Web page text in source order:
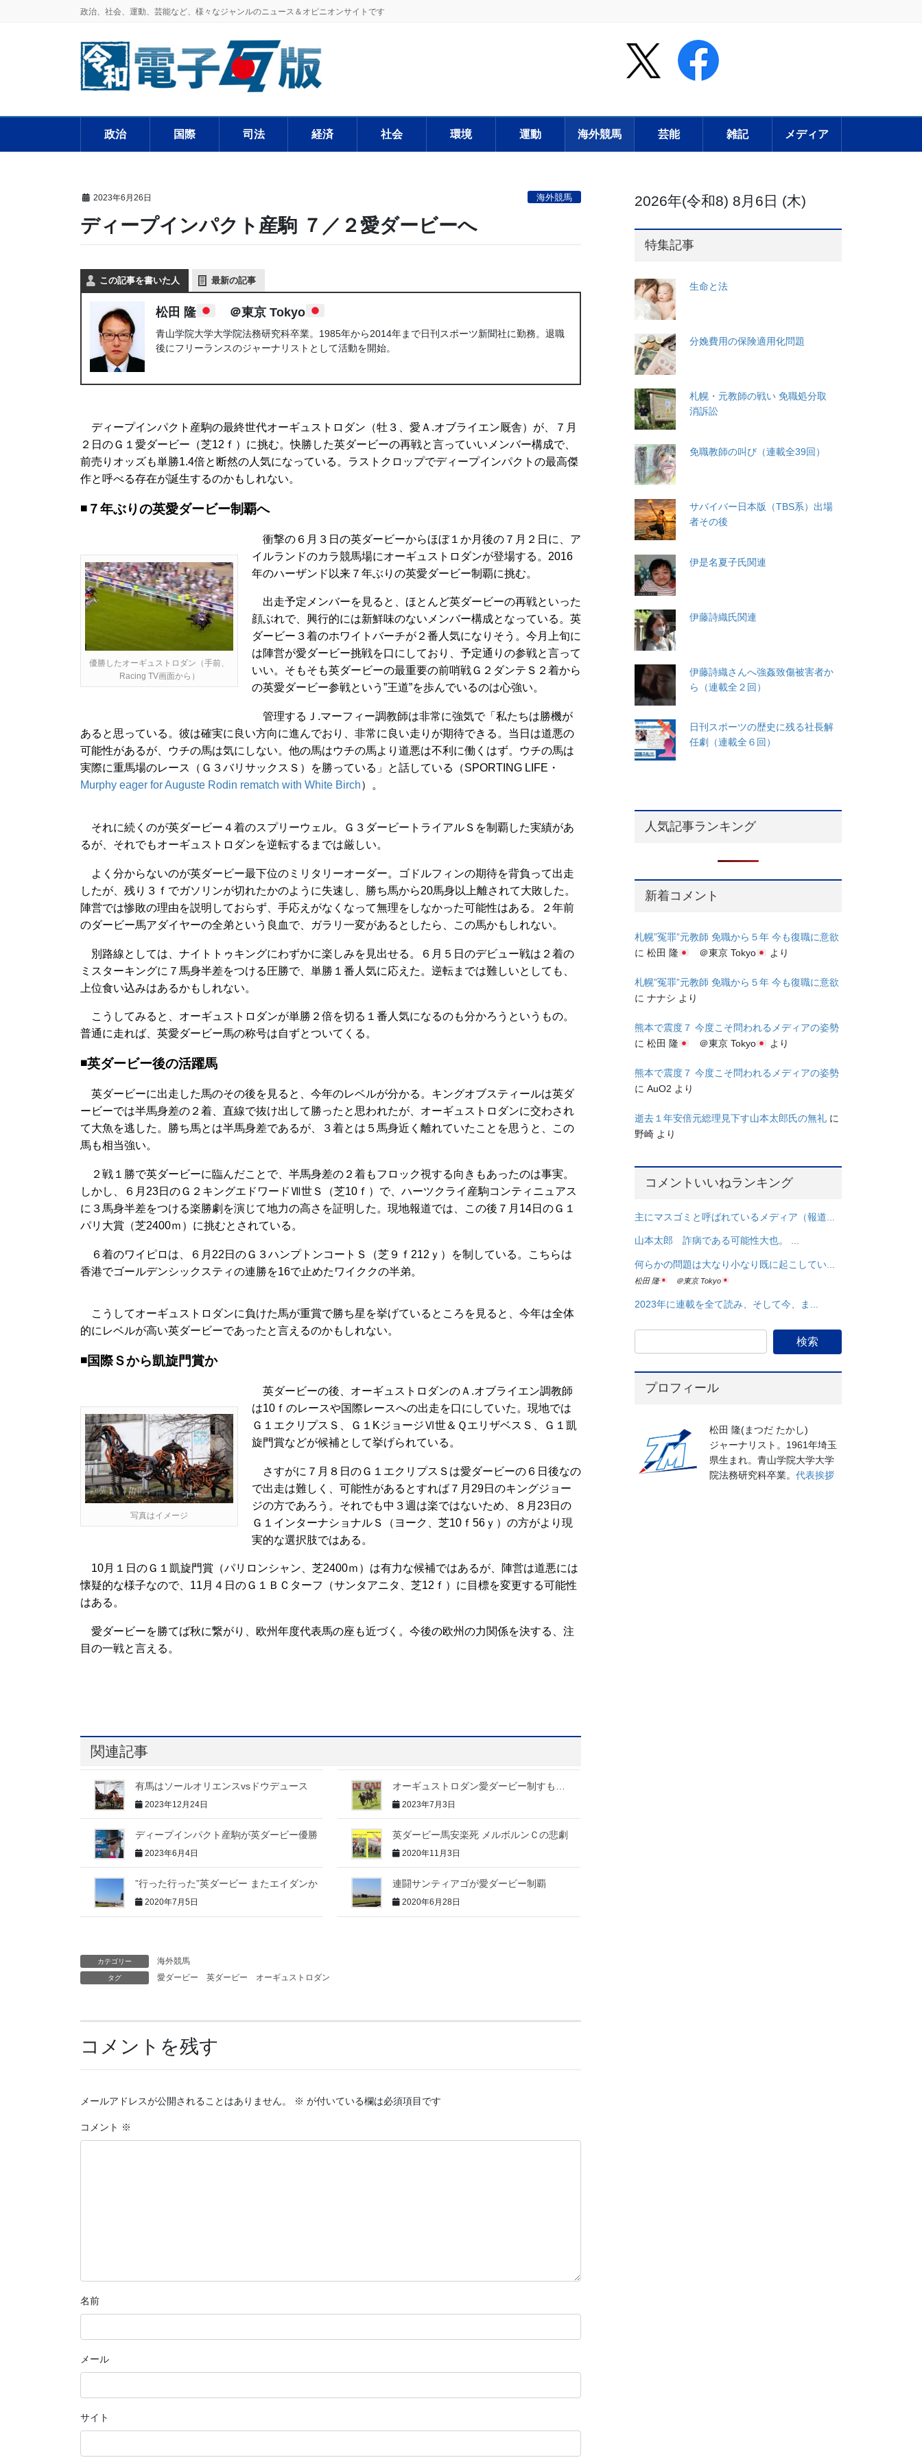
政治、社会、運動、芸能など、様々なジャンルのニュース＆オピニオンサイトです
政治 国際 司法 経済 社会 環境 運動 海外競馬 芸能 雑記 メディア
2023年6月26日 海外競馬
ディープインパクト産駒 ７／２愛ダービーへ
この記事を書いた人 最新の記事
松田 隆 ＠東京 Tokyo
青山学院大学大学院法務研究科卒業。1985年から2014年まで日刊スポーツ新聞社に勤務。退職
後にフリーランスのジャーナリストとして活動を開始。
ディープインパクト産駒の最終世代オーギュストロダン（牡３、愛Ａ.オブライエン厩舎）が、７月
２日のＧ１愛ダービー（芝12ｆ）に挑む。快勝した英ダービーの再戦と言っていいメンバー構成で、
前売りオッズも単勝1.4倍と断然の人気になっている。ラストクロップでディープインパクトの最高傑
作と呼べる存在が誕生するのかもしれない。
◾️７年ぶりの英愛ダービー制覇へ
優勝したオーギュストロダン（手前、
Racing TV画面から）
衝撃の６月３日の英ダービーからほぼ１か月後の７月２日に、ア
イルランドのカラ競馬場にオーギュストロダンが登場する。2016
年のハーザンド以来７年ぶりの英愛ダービー制覇に挑む。
出走予定メンバーを見ると、ほとんど英ダービーの再戦といった
顔ぶれで、興行的には新鮮味のないメンバー構成となっている。英
ダービー３着のホワイトバーチが２番人気になりそう。今月上旬に
は陣営が愛ダービー挑戦を口にしており、予定通りの参戦と言って
いい。そもそも英ダービーの最重要の前哨戦Ｇ２ダンテＳ２着から
の英愛ダービー参戦という”王道”を歩んでいるのは心強い。
管理するＪ.マーフィー調教師は非常に強気で「私たちは勝機が
あると思っている。彼は確実に良い方向に進んでおり、非常に良い走りが期待できる。当日は道悪の
可能性があるが、ウチの馬は気にしない。他の馬はウチの馬より道悪は不利に働くはず。ウチの馬は
実際に重馬場のレース（Ｇ３バリサックスＳ）を勝っている」と話している（SPORTING LIFE・
Murphy eager for Auguste Rodin rematch with White Birch）。
それに続くのが英ダービー４着のスプリーウェル。Ｇ３ダービートライアルＳを制覇した実績があ
るが、それでもオーギュストロダンを逆転するまでは厳しい。
よく分からないのが英ダービー最下位のミリタリーオーダー。ゴドルフィンの期待を背負って出走
したが、残り３ｆでガソリンが切れたかのように失速し、勝ち馬から20馬身以上離されて大敗した。
陣営では惨敗の理由を説明しておらず、手応えがなくなって無理をしなかった可能性はある。２年前
のダービー馬アダイヤーの全弟という良血で、ガラリ一変があるとしたら、この馬かもしれない。
別路線としては、ナイトトゥキングにわずかに楽しみを見出せる。６月５日のデビュー戦は２着の
ミスターキングに７馬身半差をつける圧勝で、単勝１番人気に応えた。逆転までは難しいとしても、
上位食い込みはあるかもしれない。
こうしてみると、オーギュストロダンが単勝２倍を切る１番人気になるのも分かろうというもの。
普通に走れば、英愛ダービー馬の称号は自ずとついてくる。
◾️英ダービー後の活躍馬
英ダービーに出走した馬のその後を見ると、今年のレベルが分かる。キングオブスティールは英ダ
ービーでは半馬身差の２着、直線で抜け出して勝ったと思われたが、オーギュストロダンに交わされ
て大魚を逃した。勝ち馬とは半馬身差であるが、３着とは５馬身近く離れていたことを思うと、この
馬も相当強い。
２戦１勝で英ダービーに臨んだことで、半馬身差の２着もフロック視する向きもあったのは事実。
しかし、６月23日のＧ２キングエドワードⅦ世Ｓ（芝10ｆ）で、ハーツクライ産駒コンティニュアス
に３馬身半差をつける楽勝劇を演じて地力の高さを証明した。現地報道では、この後７月14日のＧ１
パリ大賞（芝2400ｍ）に挑むとされている。
６着のワイピロは、６月22日のＧ３ハンプトンコートＳ（芝９ｆ212ｙ）を制している。こちらは
香港でゴールデンシックスティの連勝を16で止めたワイククの半弟。
こうしてオーギュストロダンに負けた馬が重賞で勝ち星を挙げているところを見ると、今年は全体
的にレベルが高い英ダービーであったと言えるのかもしれない。
◾️国際Ｓから凱旋門賞か
写真はイメージ
英ダービーの後、オーギュストロダンのＡ.オブライエン調教師
は10ｆのレースや国際レースへの出走を口にしていた。現地では
Ｇ１エクリプスＳ、Ｇ１KジョージⅥ世＆ＱエリザベスＳ、Ｇ１凱
旋門賞などが候補として挙げられている。
さすがに７月８日のＧ１エクリプスＳは愛ダービーの６日後なの
で出走は難しく、可能性があるとすれば７月29日のキングジョー
ジの方であろう。それでも中３週は楽ではないため、８月23日の
Ｇ１インターナショナルＳ（ヨーク、芝10ｆ56ｙ）の方がより現
実的な選択肢ではある。
10月１日のＧ１凱旋門賞（パリロンシャン、芝2400ｍ）は有力な候補ではあるが、陣営は道悪には
懐疑的な様子なので、11月４日のＧ１ＢＣターフ（サンタアニタ、芝12ｆ）に目標を変更する可能性
はある。
愛ダービーを勝てば秋に繋がり、欧州年度代表馬の座も近づく。今後の欧州の力関係を決する、注
目の一戦と言える。
関連記事
有馬はソールオリエンスvsドウデュース
2023年12月24日
オーギュストロダン愛ダービー制すも…
2023年7月3日
ディープインパクト産駒が英ダービー優勝
2023年6月4日
英ダービー馬安楽死 メルボルンＣの悲劇
2020年11月3日
”行った行った”英ダービー またエイダンか
2020年7月5日
連闘サンティアゴが愛ダービー制覇
2020年6月28日
カテゴリー 海外競馬
タグ 愛ダービー 英ダービー オーギュストロダン
コメントを残す
メールアドレスが公開されることはありません。 ※ が付いている欄は必須項目です
コメント ※
名前
メール
サイト
2026年(令和8) 8月6日 (木)
特集記事
生命と法
分娩費用の保険適用化問題
札幌・元教師の戦い 免職処分取
消訴訟
免職教師の叫び（連載全39回）
サバイバー日本版（TBS系）出場
者その後
伊是名夏子氏関連
伊藤詩織氏関連
伊藤詩織さんへ強姦致傷被害者か
ら（連載全２回）
日刊スポーツの歴史に残る社長解
任劇（連載全６回）
人気記事ランキング
新着コメント
札幌”冤罪”元教師 免職から５年 今も復職に意欲
に松田 隆 ＠東京 Tokyo より
札幌”冤罪”元教師 免職から５年 今も復職に意欲
にナナシ より
熊本で震度７ 今度こそ問われるメディアの姿勢
に松田 隆 ＠東京 Tokyo より
熊本で震度７ 今度こそ問われるメディアの姿勢
にAuO2 より
逝去１年安倍元総理見下す山本太郎氏の無礼 に
野崎 より
コメントいいねランキング
主にマスゴミと呼ばれているメディア（報道...
山本太郎 詐病である可能性大也。 ...
何らかの問題は大なり小なり既に起こしてい...
松田 隆 ＠東京 Tokyo
2023年に連載を全て読み、そして今、ま...
プロフィール
松田 隆(まつだ たかし)
ジャーナリスト。1961年埼玉
県生まれ。青山学院大学大学
院法務研究科卒業。代表挨拶